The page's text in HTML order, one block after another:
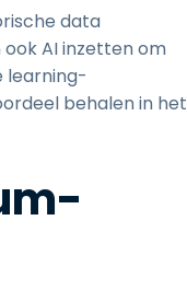
data
AI inzetten om
learning-
behalen in het